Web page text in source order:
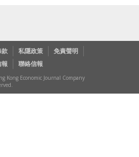
款 私隱政策
免責聲明
聯絡信報
Kong Economic Journal Company